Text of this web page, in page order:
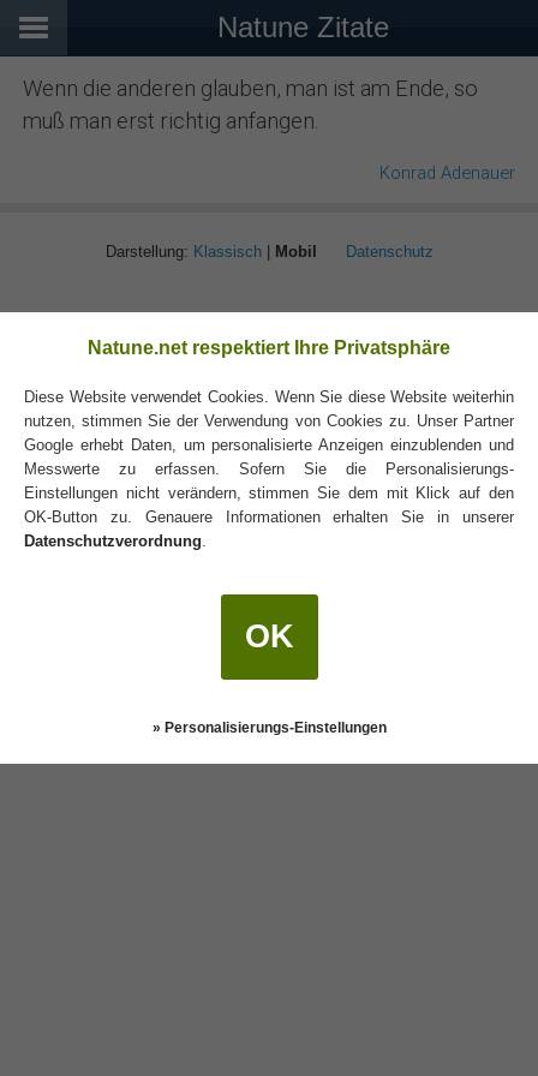
Natune Zitate
Wenn die anderen glauben, man ist am Ende, so
muß man erst richtig anfangen.
Konrad Adenauer
Darstellung: Klassisch| Mobil Datenschutz
Natune.net respektiert Ihre Privatsphäre
Diese Website verwendet Cookies. Wenn Sie diese Website weiterhin
nutzen, stimmen Sie der Verwendung von Cookies zu. Unser Partner
Google erhebt Daten, um personalisierte Anzeigen einzublenden und
Messwerte zu erfassen. Sofern Sie die Personalisierungs-
Einstellungen nicht verändern, stimmen Sie dem mit Klick auf den
OK-Button zu. Genauere Informationen erhalten Sie in unserer
Datenschutzverordnung.
OK
» Personalisierungs-Einstellungen